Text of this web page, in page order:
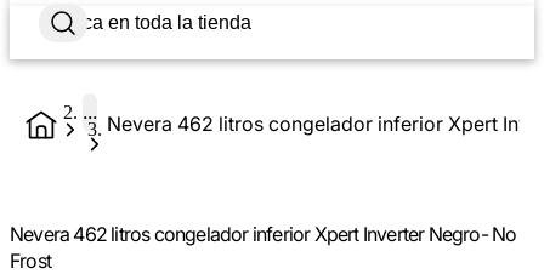
... Nevera 462 litros congelador inferior Xpert
Nevera 462 litros congelador inferior Xpert Inverter Negro- No
Frost